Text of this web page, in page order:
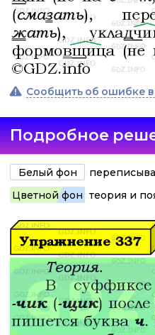
Сообщить об ошибке
Подробное
Белый фон
Цветной фон теория и